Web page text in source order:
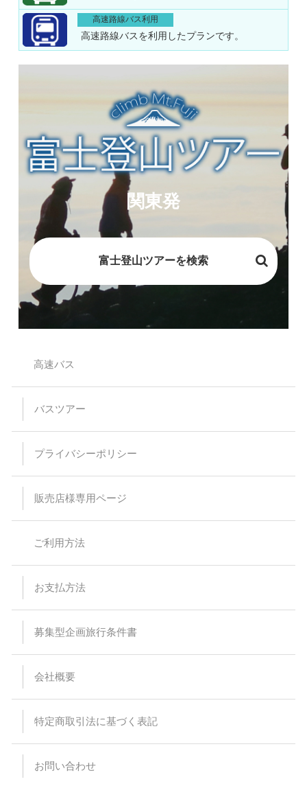
高速路線バス利用
高速路線バスを利用したプランです。
関東発
富士登山ツアーを検索
高速バス
バスツアー
プライバシーポリシー
販売店様専用ページ
ご利用方法
お支払方法
募集型企画旅行条件書
会社概要
特定商取引法に基づく表記
お問い合わせ